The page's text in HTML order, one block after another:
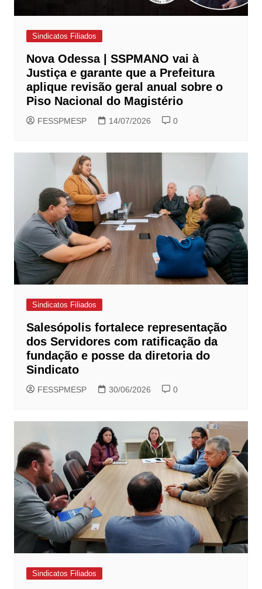
Sindicatos Filiados
Nova Odessa | SSPMANO vai à
Justiça e garante que a Prefeitura
aplique revisão geral anual sobre o
Piso Nacional do Magistério
FESSPMESP 14/07/2026 0
Sindicatos Filiados
Salesópolis fortalece representação
dos Servidores com ratificação da
fundação e posse da diretoria do
Sindicato
FESSPMESP 30/06/2026 0
Sindicatos Filiados